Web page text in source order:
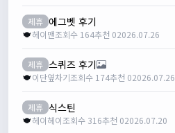
제휴 에그벳 후기
헤이맨조회수 164추천 02026.07.26
제휴 스퀴즈 후기
이단옆차기조회수 174추천 02026.07.26
제휴 식스틴
헤이헤이조회수 316추천 02026.07.20